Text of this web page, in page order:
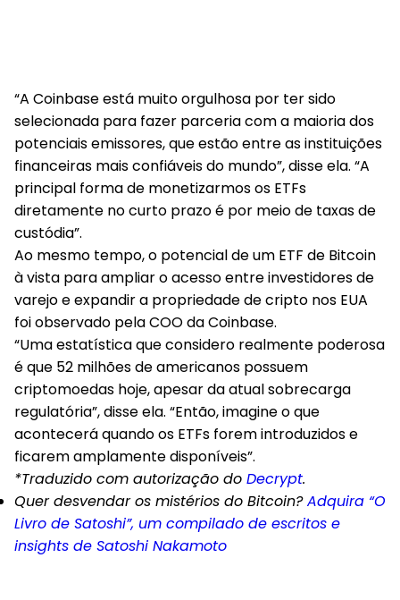
“A Coinbase está muito orgulhosa por ter sido
selecionada para fazer parceria com a maioria dos
potenciais emissores, que estão entre as instituições
financeiras mais confiáveis do mundo”, disse ela. “A
principal forma de monetizarmos os ETFs
diretamente no curto prazo é por meio de taxas de
custódia”.
Ao mesmo tempo, o potencial de um ETF de Bitcoin
à vista para ampliar o acesso entre investidores de
varejo e expandir a propriedade de cripto nos EUA
foi observado pela COO da Coinbase.
“Uma estatística que considero realmente poderosa
é que 52 milhões de americanos possuem
criptomoedas hoje, apesar da atual sobrecarga
regulatória”, disse ela. “Então, imagine o que
acontecerá quando os ETFs forem introduzidos e
ficarem amplamente disponíveis”.
*Traduzido com autorização do Decrypt.
Quer desvendar os mistérios do Bitcoin?Adquira “O
Livro de Satoshi”, um compilado de escritos e
insights de Satoshi Nakamoto